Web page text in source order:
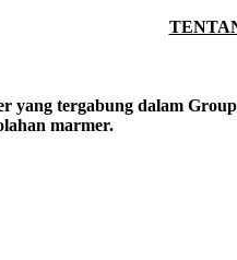
tergabung dalam
marmer.